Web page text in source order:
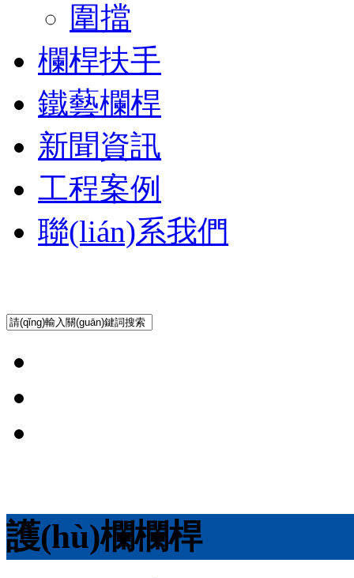
圍擋
欄桿扶手
鐵藝欄桿
新聞資訊
工程案例
聯(lián)系我們
護(hù)欄欄桿